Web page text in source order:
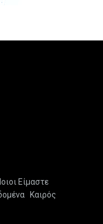
Είμαστε
Καιρός